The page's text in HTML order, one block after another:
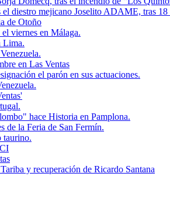
diestro mejicano Joselito ADAME, tras 18
de Otoño
viernes en Málaga.
Lima.
en Las Ventas
el parón en sus actuaciones.
hace Historia en Pamplona.
de la Feria de San Fermín.
taurino.
y recuperación de Ricardo Santana